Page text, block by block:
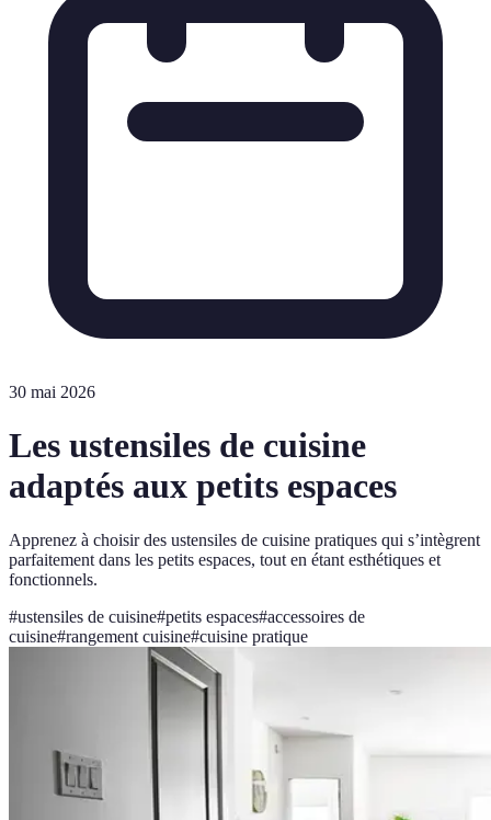
30 mai 2026
Les ustensiles de cuisine
adaptés aux petits espaces
Apprenez à choisir des ustensiles de cuisine pratiques qui s’intègrent
parfaitement dans les petits espaces, tout en étant esthétiques et
fonctionnels.
#ustensiles de cuisine#petits espaces#accessoires de
cuisine#rangement cuisine#cuisine pratique